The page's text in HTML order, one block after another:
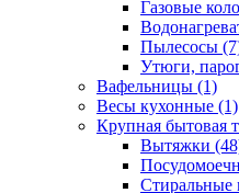
Газовые
Пылесосы
Утюги,
Вафельницы (1)
Весы кухонные (1)
Крупная бытовая
Вытяжки